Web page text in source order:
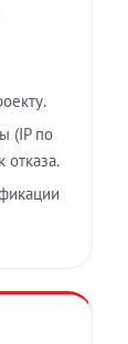
(IP по
отказа.